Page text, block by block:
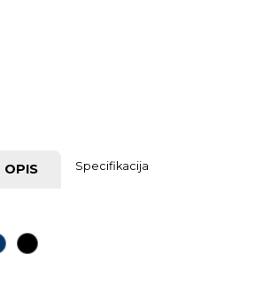
OPIS Specifikacija